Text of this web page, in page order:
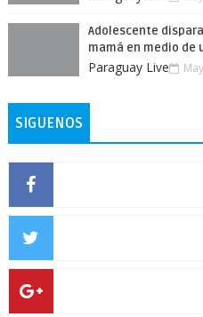
Adolescente
mamá en medio de
Paraguay Live
SIGUENOS